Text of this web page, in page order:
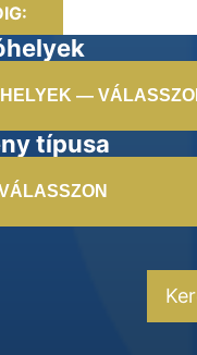
—
típusa